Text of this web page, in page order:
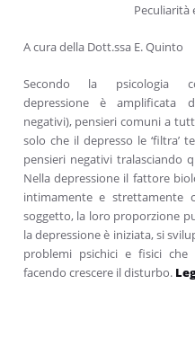
Peculiarità
A cura della Dott.ssa E. Quinto
Secondo la psicologia
depressione è amplificata
negativi), pensieri comuni a
solo che il depresso le ‘filtra’
pensieri negativi tralasciando
Nella depressione il fattore
intimamente e strettamente
soggetto, la loro proporzione
la depressione è iniziata, si
problemi psichici e fisici che
facendo crescere il disturbo.